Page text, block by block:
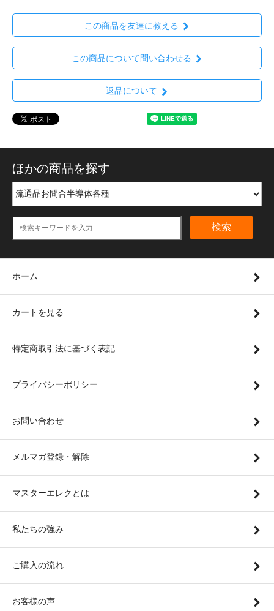
この商品を友達に教える
この商品について問い合わせる
返品について
ほかの商品を探す
検索
ホーム
カートを見る
特定商取引法に基づく表記
プライバシーポリシー
お問い合わせ
メルマガ登録・解除
マスターエレクとは
私たちの強み
ご購入の流れ
お客様の声